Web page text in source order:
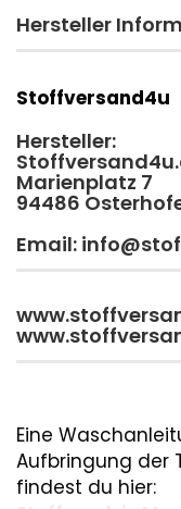
Hersteller
Stoffversand4u
Hersteller:
Marienplatz 7
94486
Email:
Eine
Aufbringung der
findest du hier: